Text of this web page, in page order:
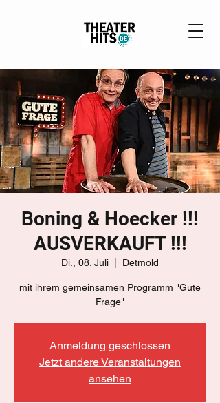
Boning & Hoecker !!!
AUSVERKAUFT !!!
Di., 08. Juli Detmold
mit ihrem gemeinsamen Programm "Gute
Frage"
Anmeldung geschlossen
Jetzt andere Veranstaltungen
ansehen